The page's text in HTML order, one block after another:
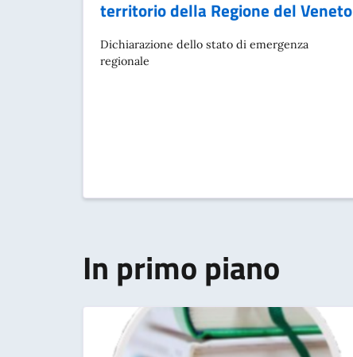
territorio della Regione del Veneto
Dichiarazione dello stato di emergenza
regionale
In primo piano